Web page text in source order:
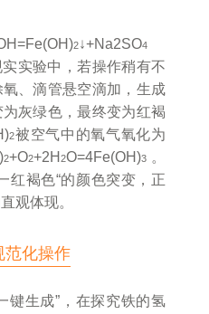
2↓+Na2SO4
实实验中，若操作稍有不
、滴管悬空滴加，生成
灰绿色，最终变为红褐
2被空气中的氧气氧化为
2+O2+2H2O=4Fe(OH)3 。
红褐色“的颜色突变，正
观体现。
范化操作
键生成”，在探究铁的氢